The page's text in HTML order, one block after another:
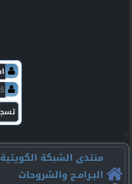
منتدى الشبكة الكويتية
البـرامـج والشروحات